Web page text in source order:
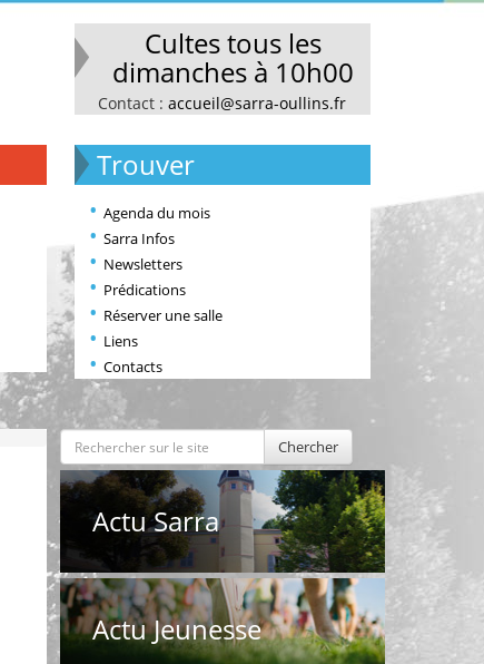
Cultes tous les
dimanches à 10h00
Contact :accueil@sarra-oullins.fr
Trouver
Agenda du mois
Sarra Infos
Newsletters
Prédications
Réserver une salle
Liens
Contacts
Chercher
Actu Sarra
Actu Jeunesse